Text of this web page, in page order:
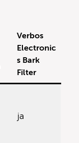
Verbos
Electronic
s Bark
Filter
ja